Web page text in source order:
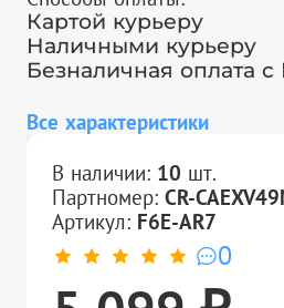
Картой курьеру
Наличными курьеру
Безналичная оплата
Все характеристики
В наличии: 10 шт.
Партномер:CR-
Артикул: F6E-AR7
0